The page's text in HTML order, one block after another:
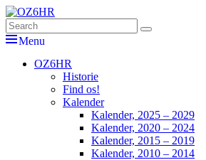
Skip
to
content
OZ6HR
EDR Horsens Afdeling
Search
for:
Søg
Menu
PrimærOZ6HR
Historie
Find os!
Kalender
Kalender, 2025 – 2029
Kalender, 2020 – 2024
Kalender, 2015 – 2019
Kalender, 2010 – 2014